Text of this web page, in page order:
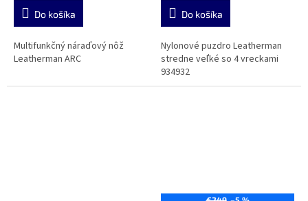
Do košíka
Multifunkčný náraďový nôž
Leatherman ARC
Do košíka
Nylonové puzdro Leatherman
stredne veľké so 4 vreckami
934932